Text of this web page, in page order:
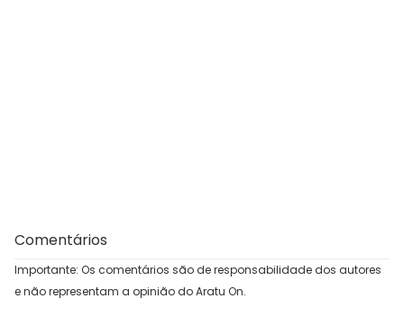
Comentários
Importante: Os comentários são de responsabilidade dos autores
e não representam a opinião do Aratu On.